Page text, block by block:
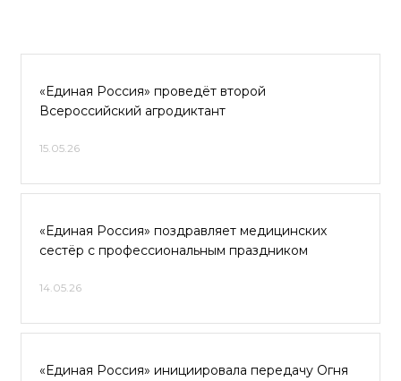
«Единая Россия» проведёт второй
Всероссийский агродиктант
15.05.26
«Единая Россия» поздравляет медицинских
сестёр с профессиональным праздником
14.05.26
«Единая Россия» инициировала передачу Огня